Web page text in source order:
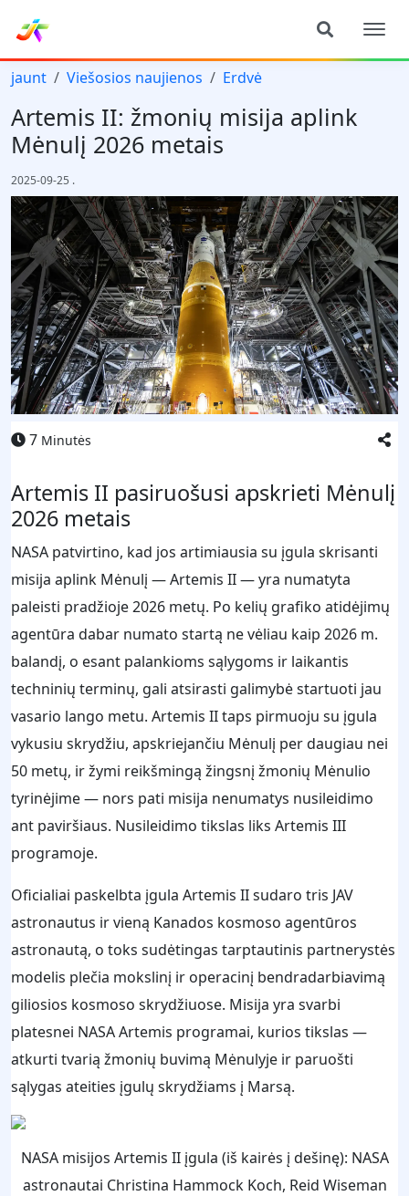
jaunt Viešosios naujienos Erdvė
Artemis II: žmonių misija aplink
Mėnulį 2026 metais
2025-09-25 .
7 Minutės
Artemis II pasiruošusi apskrieti Mėnulį
2026 metais
NASA patvirtino, kad jos artimiausia su įgula skrisanti
misija aplink Mėnulį — Artemis II — yra numatyta
paleisti pradžioje 2026 metų. Po kelių grafiko atidėjimų
agentūra dabar numato startą ne vėliau kaip 2026 m.
balandį, o esant palankioms sąlygoms ir laikantis
techninių terminų, gali atsirasti galimybė startuoti jau
vasario lango metu. Artemis II taps pirmuoju su įgula
vykusiu skrydžiu, apskriejančiu Mėnulį per daugiau nei
50 metų, ir žymi reikšmingą žingsnį žmonių Mėnulio
tyrinėjime — nors pati misija nenumatys nusileidimo
ant paviršiaus. Nusileidimo tikslas liks Artemis III
programoje.
Oficialiai paskelbta įgula Artemis II sudaro tris JAV
astronautus ir vieną Kanados kosmoso agentūros
astronautą, o toks sudėtingas tarptautinis partnerystės
modelis plečia mokslinį ir operacinį bendradarbiavimą
giliosios kosmoso skrydžiuose. Misija yra svarbi
platesnei NASA Artemis programai, kurios tikslas —
atkurti tvarią žmonių buvimą Mėnulyje ir paruošti
sąlygas ateities įgulų skrydžiams į Marsą.
NASA misijos Artemis II įgula (iš kairės į dešinę): NASA
astronautai Christina Hammock Koch, Reid Wiseman